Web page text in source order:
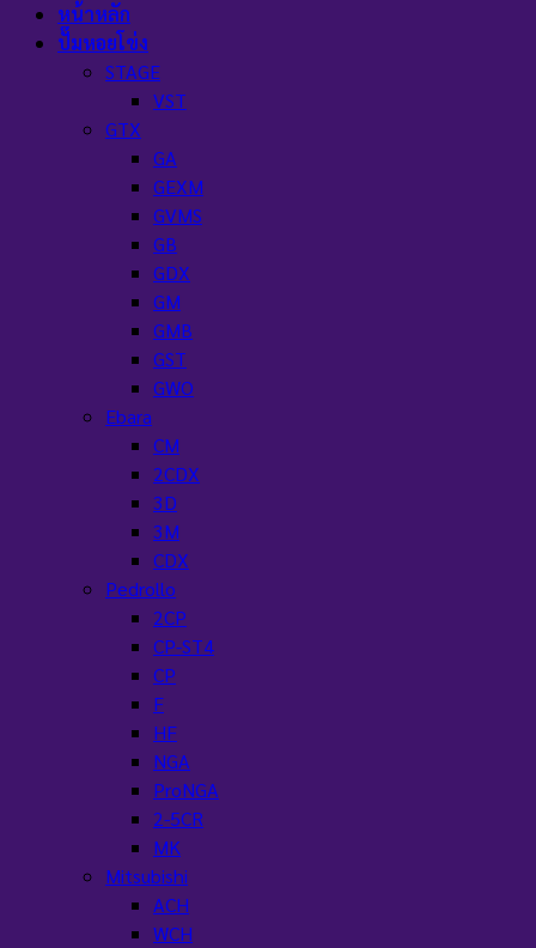
หน้าหลัก
ปั๊มหอยโข่ง
STAGE
VST
GTX
GA
GEXM
GVMS
GB
GDX
GM
GMB
GST
GWO
Ebara
CM
2CDX
3D
3M
CDX
Pedrollo
2CP
CP-ST4
CP
F
HF
NGA
ProNGA
2-5CR
MK
Mitsubishi
ACH
WCH